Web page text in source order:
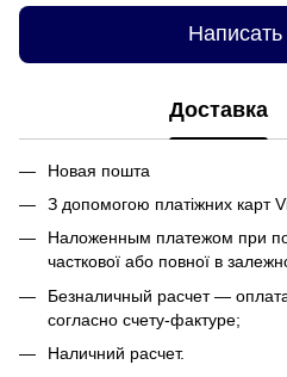
Написать
Доставка
Новая пошта
З допомогою платіжних карт
Наложенным платежом при
часткової або повної в
Безналичный расчет —
согласно счету-фактуре;
Наличний расчет.